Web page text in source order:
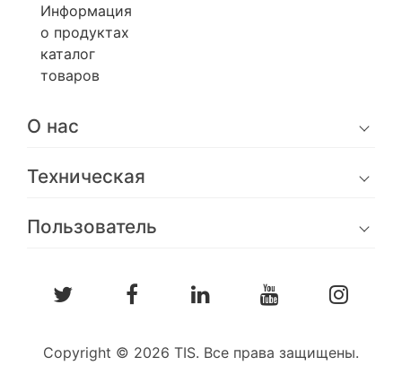
Информация
о продуктах
каталог
товаров
О нас
Техническая
Пользователь
Copyright © 2026 TIS. Все права защищены.